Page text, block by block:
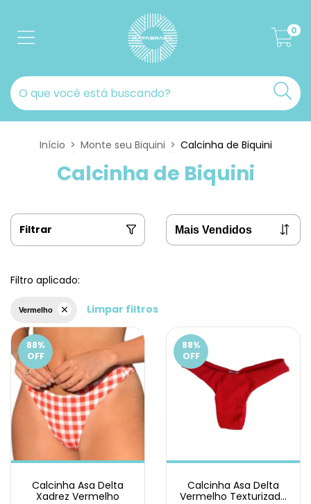
0
Início > Monte seu Biquini > Calcinha de Biquini
Calcinha de Biquini
Filtrar
Filtro aplicado:
Vermelho Limpar filtros
88%
OFF
Calcinha Asa Delta
Xadrez Vermelho
88%
OFF
Calcinha Asa Delta
Vermelho Texturizado